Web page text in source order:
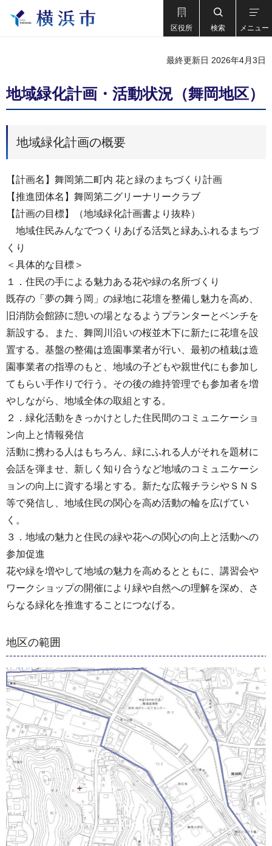
区役所 検索 メニュー
最終更新日 2026年4月3日
地域緑化計画・活動状況（舞岡地区）
地域緑化計画の概要
【計画名】舞岡第二町内 花と緑のまちづくり計画
【推進団体名】舞岡第二グリーナリークラブ
【計画の目標】（地域緑化計画書より抜粋）
地域住民みんなでつくりあげる活気と緑あふれるまちづ
くり
＜具体的な目標＞
１．住民の手による魅力ある花や緑の名所づくり
既存の「夢の舞う岡」の緑地に花壇を整備し魅力を高め、
旧消防会館跡に憩いの場となるようプランターとベンチを
新設する。また、舞岡川沿いの桜並木下に新たに花壇を設
置する。基盤の整備は造園事業者が行い、最初の植栽は造
園事業者の指導のもと、地域の子どもや親世代にも参加し
てもらい手作りで行う。その後の維持管理でも参加者を増
やしながら、地域全体の取組とする。
２．緑化活動をきっかけとした住民間のコミュニケーショ
ン向上と情報発信
活動に携わる人はもちろん、緑にふれる人がそれを題材に
会話を弾ませ、新しく知り合うなど地域のコミュニケーシ
ョンの向上に資する場とする。新たな広報チラシやＳＮＳ
等で発信し、地域住民の関心を高め活動の輪を広げてい
く。
３．地域の魅力と住民の緑や花への関心の向上と活動への
参加促進
花や緑を増やして地域の魅力を高めるとともに、講習会や
ワークショップの開催により緑や自然への理解を深め、さ
らなる緑化を推進することにつなげる。
地区の範囲